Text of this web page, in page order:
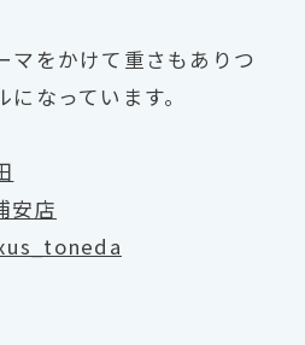
マをかけて重さもありつ
なっています。
安店